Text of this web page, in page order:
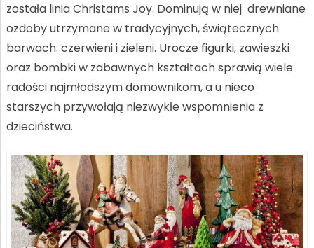
została linia Christams Joy. Dominują w niej drewniane
ozdoby utrzymane w tradycyjnych, świątecznych
barwach: czerwieni i zieleni. Urocze figurki, zawieszki
oraz bombki w zabawnych kształtach sprawią wiele
radości najmłodszym domownikom, a u nieco
starszych przywołają niezwykłe wspomnienia z
dzieciństwa.